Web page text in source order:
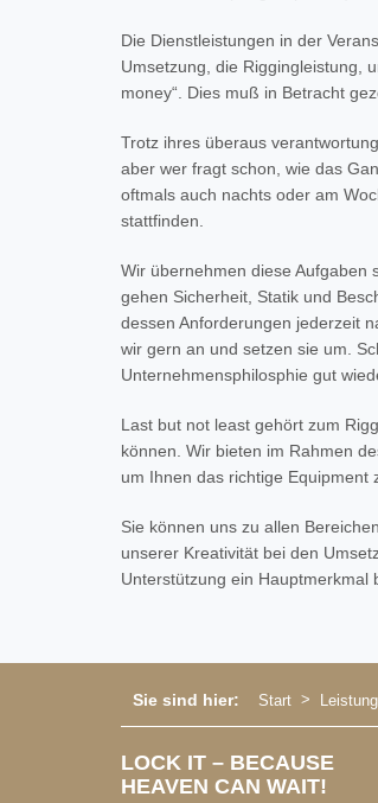
Die Dienstleistungen in der
Umsetzung, die Riggingleistung,
money“. Dies muß in Betracht
Trotz ihres überaus
aber wer fragt schon, wie das
oftmals auch nachts oder am
stattfinden.
Wir übernehmen diese Aufgaben
gehen Sicherheit, Statik und
dessen Anforderungen jederzeit
wir gern an und setzen sie um.
Unternehmensphilosphie gut
Last but not least gehört zum
können. Wir bieten im Rahmen
um Ihnen das richtige Equipment
Sie können uns zu allen
unserer Kreativität bei den
Unterstützung ein
Sie sind hier: Start
LOCK IT – BECAUSE
HEAVEN CAN WAIT!